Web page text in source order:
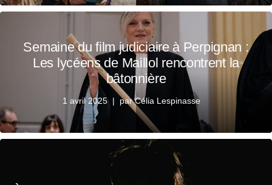
Semaine du film judiciaire à Perpignan :
Les lycéens de Maillol rencontrent la
bâtonnière
1 avril 2025 parCélia Lespinasse